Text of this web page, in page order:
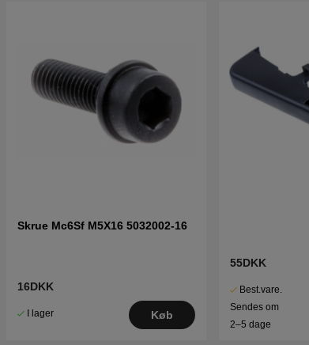
Skrue Mc6Sf M5X16 5032002-16
16DKK
I lager Køb
55DKK
Best.vare.
Sendes om
2–5 dage